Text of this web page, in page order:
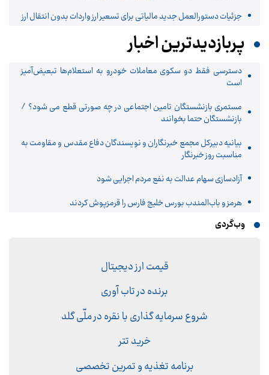
جزئیات دستورالعمل جدید مالیاتی برای تسعیر ارز واردات بدون انتقال ارز
پربازدیدترین اخبار
دسترسی فقط دو سکوی معاملات خودرو به استعلام‌ها تبعیض‌آمیز
است
مستمری بازنشستگان تامین اجتماعی در چه صورتی قطع می شود؟ /
بازنشستگان حتما بخوانند
بیانیه دبیرکل مجمع خبرنگاران و نویسندگان دفاع مقدس و مقاومت به
مناسبت روز خبرنگار
آزادسازی سهام عدالت به نفع مردم اجرایی شود
هرمز و باب‌المندب بورس خلیج فارس را قرمزپوش کردند
وب‌گردی
قیمت ارز دیجیتال
برنده در تاب آوری
شروع سرمایه گذاری با نقره در ملّی گلد
خرید تتر
برنامه تغذیه و تمرین تخصصی